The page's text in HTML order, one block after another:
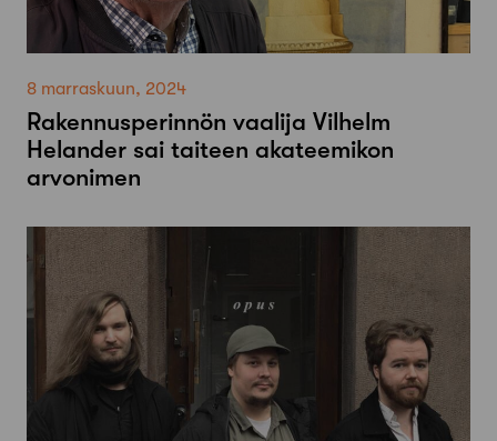
8 marraskuun, 2024
Rakennusperinnön vaalija Vilhelm
Helander sai taiteen akateemikon
arvonimen